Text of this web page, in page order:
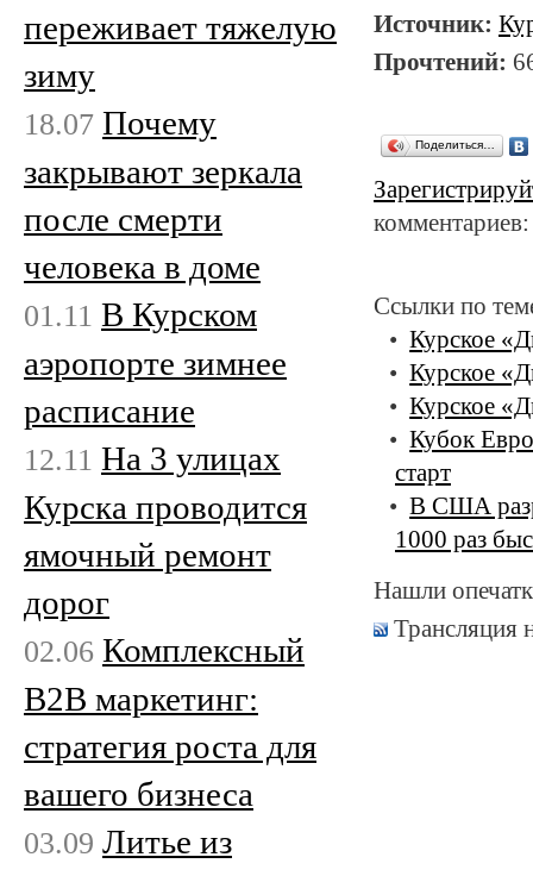
Источник:
Прочтений:
Поделиться…
Ссылки по
Курское
Курское
Курское
Кубок
старт
В США
1000 раз
Нашли
Трансляция
переживает тяжелую
зиму
18.07 Почему
закрывают зеркала
после смерти
человека в доме
01.11 В Курском
аэропорте зимнее
расписание
12.11 На 3 улицах
Курска проводится
ямочный ремонт
дорог
02.06 Комплексный
B2B маркетинг:
стратегия роста для
вашего бизнеса
03.09 Литье из